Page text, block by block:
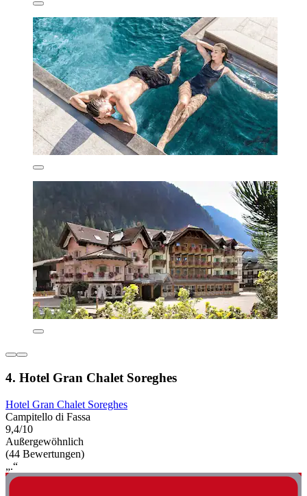
4. Hotel Gran Chalet Soreghes
Hotel Gran Chalet Soreghes
Campitello di Fassa
9,4/10
Außergewöhnlich
(44 Bewertungen)
„.“